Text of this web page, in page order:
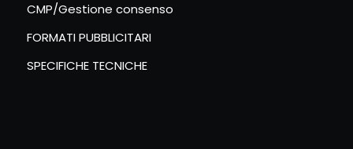
CMP/Gestione consenso
FORMATI PUBBLICITARI
SPECIFICHE TECNICHE